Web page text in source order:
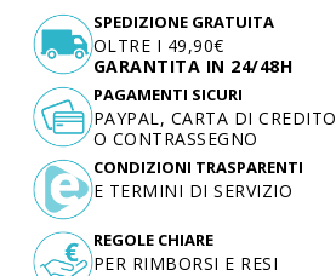
SPEDIZIONE GRATUITA
OLTRE I 49,90€
GARANTITA IN 24/48H
PAGAMENTI SICURI
PAYPAL, CARTA DI CREDITO
O CONTRASSEGNO
CONDIZIONI TRASPARENTI
E TERMINI DI SERVIZIO
REGOLE CHIARE
PER RIMBORSI E RESI